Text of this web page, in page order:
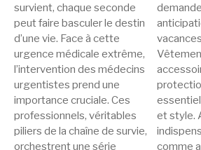
survient, chaque seconde
peut faire basculer le destin
d’une vie. Face à cette
urgence médicale extrême,
l’intervention des médecins
urgentistes prend une
importance cruciale. Ces
professionnels, véritables
piliers de la chaîne de survie,
orchestrent une série
et style.
comme